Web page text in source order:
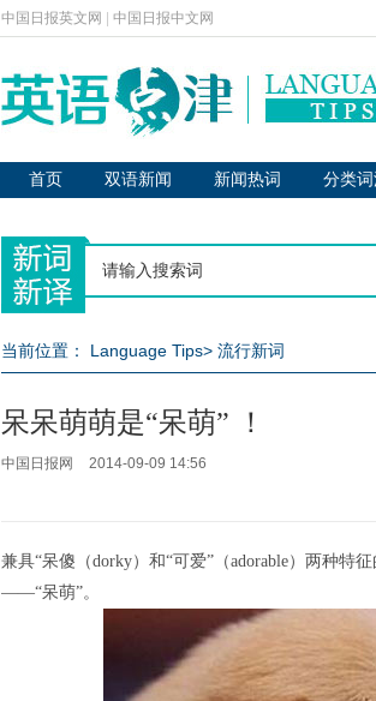
中国日报英文网 中国日报中文网
首页 双语新闻 新闻热词 分类词
当前位置： Language Tips> 流行新词
呆呆萌萌是“呆萌” ！
中国日报网 2014-09-09 14:56
兼具“呆傻（dorky）和“可爱”（adorable）两种特
——“呆萌”。